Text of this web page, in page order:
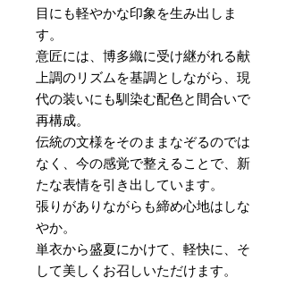
目にも軽やかな印象を生み出しま
す。
意匠には、博多織に受け継がれる献
上調のリズムを基調としながら、現
代の装いにも馴染む配色と間合いで
再構成。
伝統の文様をそのままなぞるのでは
なく、今の感覚で整えることで、新
たな表情を引き出しています。
張りがありながらも締め心地はしな
やか。
単衣から盛夏にかけて、軽快に、そ
して美しくお召しいただけます。